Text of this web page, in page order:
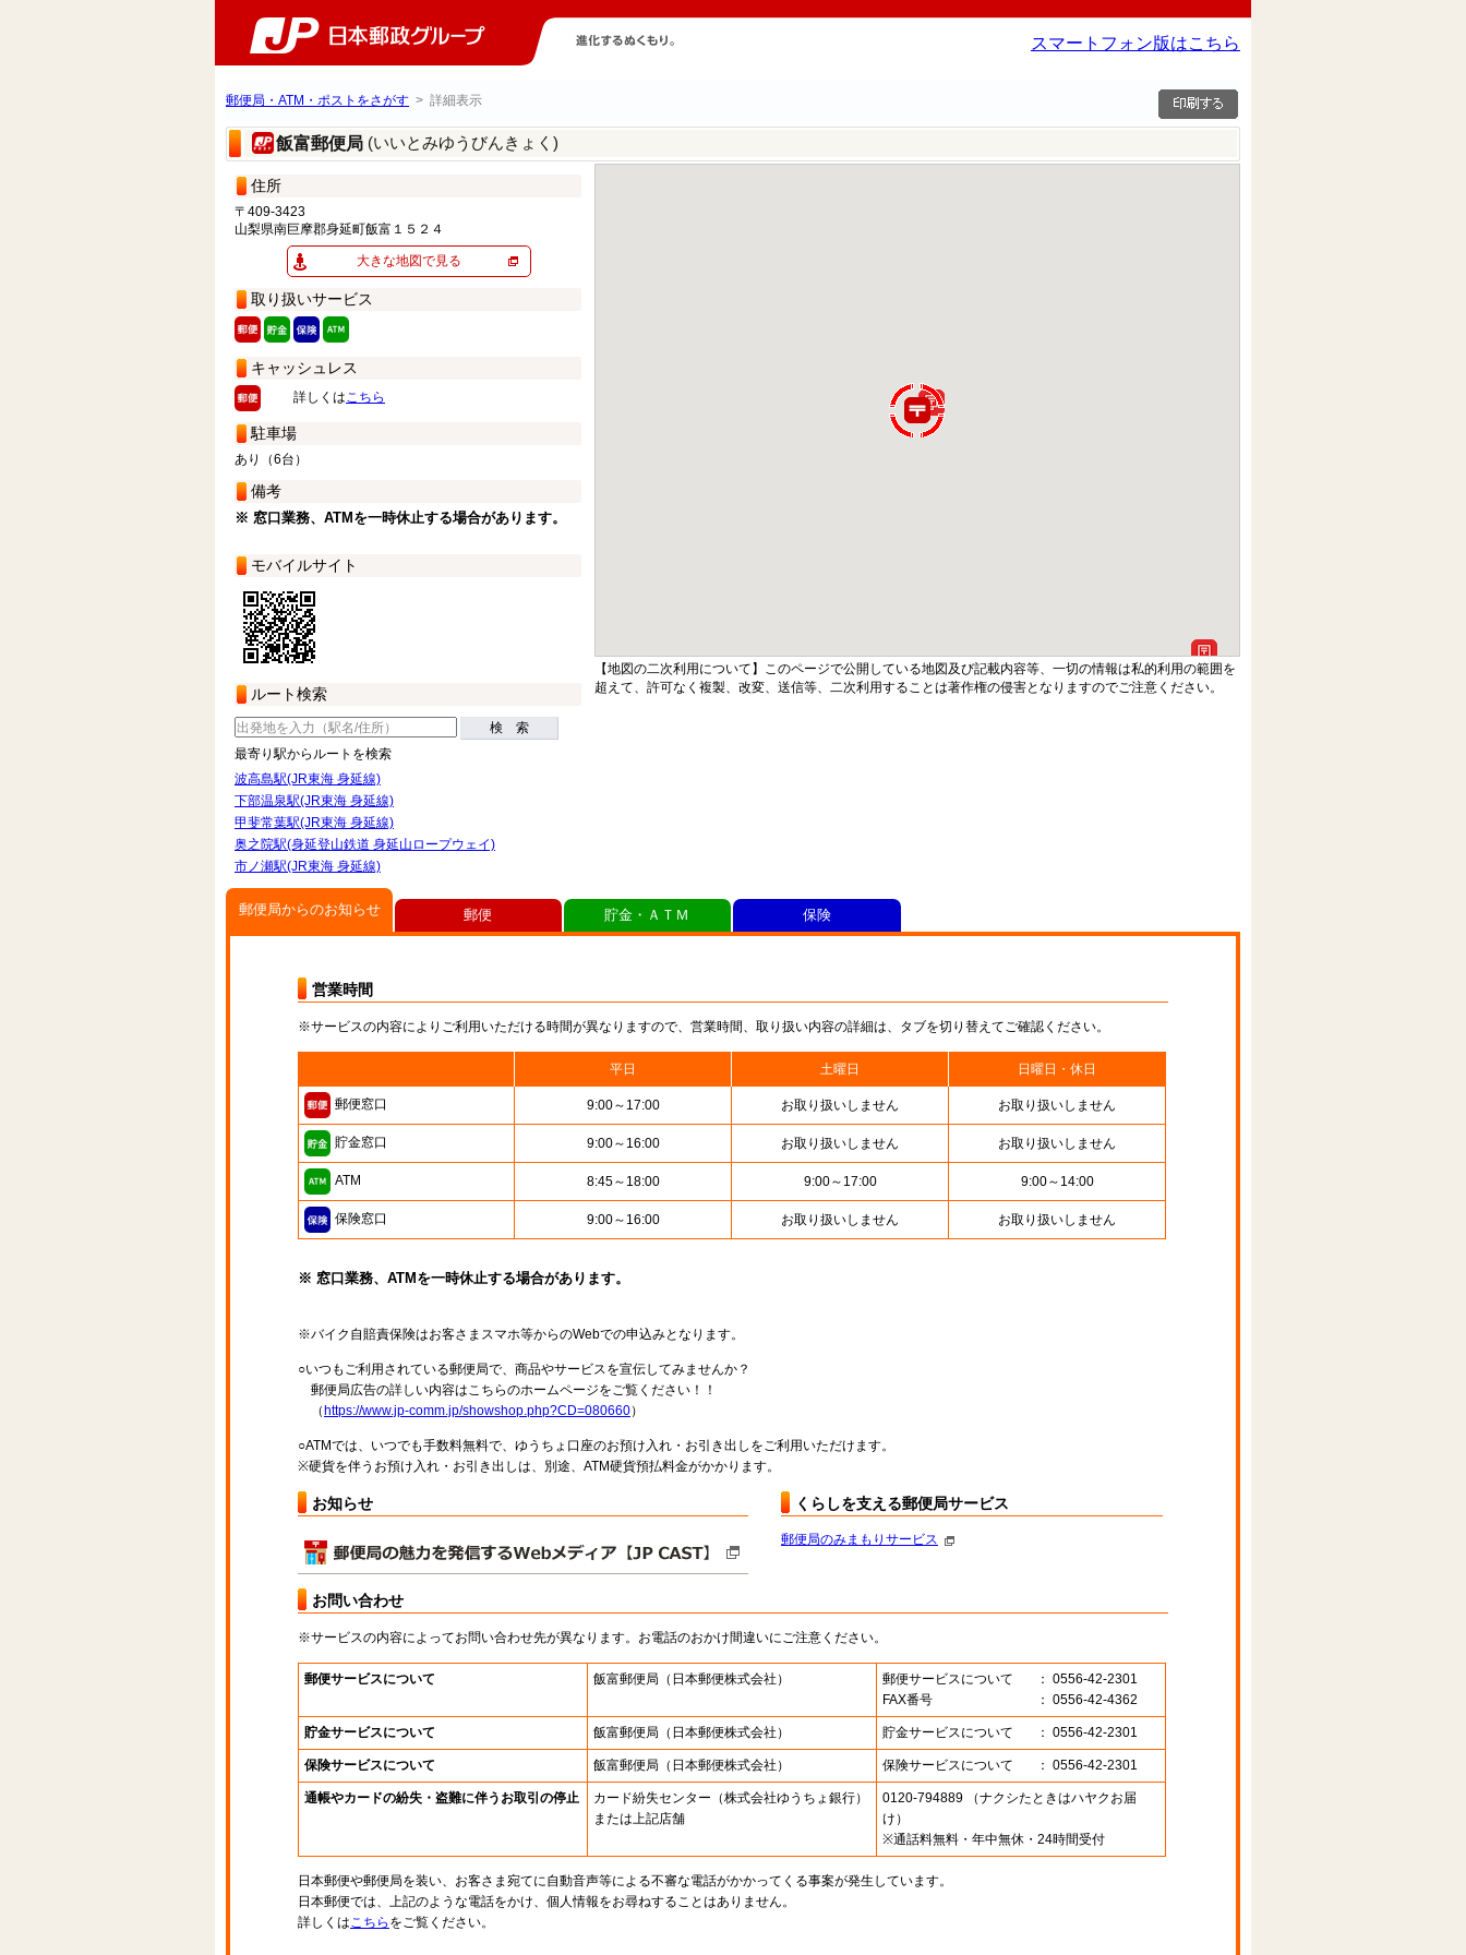
スマートフォン版はこちら
郵便局・ATM・ポストをさがす > 詳細表示
飯富郵便局 (いいとみゆうびんきょく)
住所
〒409-3423
山梨県南巨摩郡身延町飯富１５２４
大きな地図で見る
取り扱いサービス
キャッシュレス
詳しくはこちら
駐車場
あり（6台）
備考
※ 窓口業務、ATMを一時休止する場合があります。
モバイルサイト
ルート検索
検 索
最寄り駅からルートを検索
波高島駅(JR東海 身延線)
下部温泉駅(JR東海 身延線)
甲斐常葉駅(JR東海 身延線)
奥之院駅(身延登山鉄道 身延山ロープウェイ)
市ノ瀬駅(JR東海 身延線)
【地図の二次利用について】このページで公開している地図及び記載内容等、一切の情報は私的利用の範囲を
超えて、許可なく複製、改変、送信等、二次利用することは著作権の侵害となりますのでご注意ください。
郵便局からのお知らせ
営業時間
※サービスの内容によりご利用いただける時間が異なりますので、営業時間、取り扱い内容の詳細は、タブを切り替えてご確認ください。
平日 土曜日 日曜日・休日
郵便窓口 9:00～17:00 お取り扱いしません お取り扱いしません
貯金窓口 9:00～16:00 お取り扱いしません お取り扱いしません
ATM 8:45～18:00 9:00～17:00 9:00～14:00
保険窓口 9:00～16:00 お取り扱いしません お取り扱いしません
※ 窓口業務、ATMを一時休止する場合があります。
※バイク自賠責保険はお客さまスマホ等からのWebでの申込みとなります。
○いつもご利用されている郵便局で、商品やサービスを宣伝してみませんか？
郵便局広告の詳しい内容はこちらのホームページをご覧ください！！
（ https://www.jp-comm.jp/showshop.php?CD=080660）
○ATMでは、いつでも手数料無料で、ゆうちょ口座のお預け入れ・お引き出しをご利用いただけます。
※硬貨を伴うお預け入れ・お引き出しは、別途、ATM硬貨預払料金がかかります。
お知らせ くらしを支える郵便局サービス
郵便局のみまもりサービス
お問い合わせ
※サービスの内容によってお問い合わせ先が異なります。お電話のおかけ間違いにご注意ください。
郵便サービスについて 飯富郵便局 （日本郵便株式会社） 郵便サービスについて
： 0556-42-2301
FAX番号
： 0556-42-4362
貯金サービスについて 飯富郵便局 （日本郵便株式会社） 貯金サービスについて ： 0556-42-2301
保険サービスについて 飯富郵便局 （日本郵便株式会社） 保険サービスについて ： 0556-42-2301
通帳やカードの紛失・盗難に伴うお取引の停止 カード紛失センター （株式会社ゆうちょ銀行）
または上記店舗
0120-794889 （ナクシたときはハヤクお届
け）
※通話料無料・年中無休・24時間受付
日本郵便や郵便局を装い、お客さま宛てに自動音声等による不審な電話がかかってくる事案が発生しています。
日本郵便では、上記のような電話をかけ、個人情報をお尋ねすることはありません。
詳しくはこちら をご覧ください。
郵便 貯金・ＡＴＭ 保険